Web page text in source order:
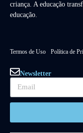
criança. A educação
educação.
Termos de Uso Política de
Newsletter